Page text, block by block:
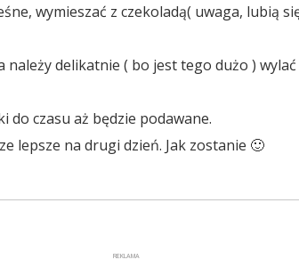
wymieszać z czekoladą( uwaga, lubią
należy delikatnie ( bo jest tego dużo ) wylać
do czasu aż będzie podawane.
lepsze na drugi dzień. Jak zostanie 🙂
REKLAMA